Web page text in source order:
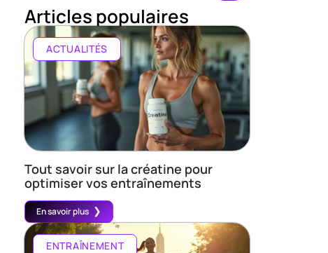
Articles populaires
ACTUALITÉS
Tout savoir sur la créatine pour
optimiser vos entraînements
En savoir plus
ENTRAÎNEMENT